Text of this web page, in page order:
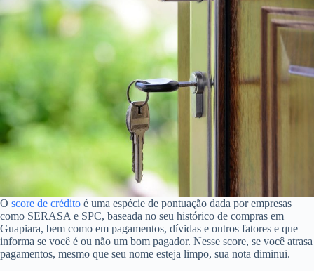
O score de crédito é uma espécie de pontuação dada por empresas
como SERASA e SPC, baseada no seu histórico de compras em
Guapiara, bem como em pagamentos, dívidas e outros fatores e que
informa se você é ou não um bom pagador. Nesse score, se você atrasa
pagamentos, mesmo que seu nome esteja limpo, sua nota diminui.